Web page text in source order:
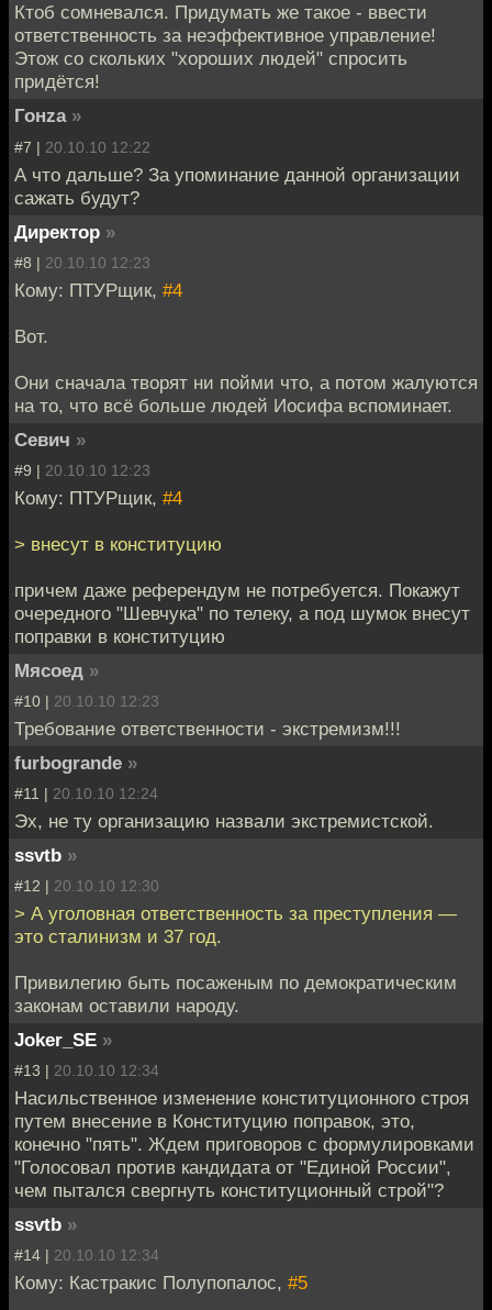
Ктоб сомневался. Придумать же такое - ввести
ответственность за неэффективное управление!
Этож со скольких "хороших людей" спросить
придётся!
Гонzа »
#7 | 20.10.10 12:22
А что дальше? За упоминание данной организации
сажать будут?
Директор »
#8 | 20.10.10 12:23
Кому: ПТУРщик, #4
Вот.
Они сначала творят ни пойми что, а потом жалуются
на то, что всё больше людей Иосифа вспоминает.
Севич »
#9 | 20.10.10 12:23
Кому: ПТУРщик, #4
> внесут в конституцию
причем даже референдум не потребуется. Покажут
очередного "Шевчука" по телеку, а под шумок внесут
поправки в конституцию
Мясоед »
#10 | 20.10.10 12:23
Требование ответственности - экстремизм!!!
furbogrande »
#11 | 20.10.10 12:24
Эх, не ту организацию назвали экстремистской.
ssvtb »
#12 | 20.10.10 12:30
> А уголовная ответственность за преступления —
это сталинизм и 37 год.
Привилегию быть посаженым по демократическим
законам оставили народу.
Joker_SE »
#13 | 20.10.10 12:34
Насильственное изменение конституционного строя
путем внесение в Конституцию поправок, это,
конечно "пять". Ждем приговоров с формулировками
"Голосовал против кандидата от "Единой России",
чем пытался свергнуть конституционный строй"?
ssvtb »
#14 | 20.10.10 12:34
Кому: Кастракис Полупопалос, #5